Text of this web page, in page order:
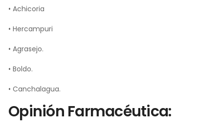
• Achicoria
• Hercampuri
• Agrasejo.
• Boldo.
• Canchalagua.
Opinión Farmacéutica: